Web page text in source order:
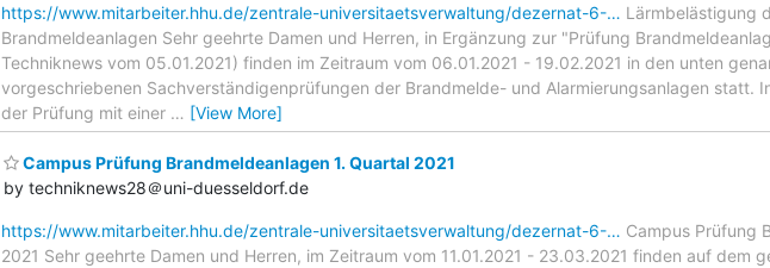
https://www.mitarbeiter.hhu.de/zentrale-universitaetsverwaltung/dezernat-6-… Lärmbelästigung
Brandmeldeanlagen Sehr geehrte Damen und Herren, in Ergänzung zur "Prüfung
Techniknews vom 05.01.2021) finden im Zeitraum vom 06.01.2021 - 19.02.2021 in den unten
vorgeschriebenen Sachverständigenprüfungen der Brandmelde- und Alarmierungsanlagen statt.
der Prüfung mit einer … [View More]
Campus Prüfung Brandmeldeanlagen 1. Quartal 2021
by techniknews28＠uni-duesseldorf.de
https://www.mitarbeiter.hhu.de/zentrale-universitaetsverwaltung/dezernat-6-… Campus Prüfung
2021 Sehr geehrte Damen und Herren, im Zeitraum vom 11.01.2021 - 23.03.2021 finden auf dem